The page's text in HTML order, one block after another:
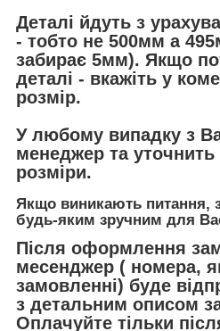
Деталі йдуть з
- тобто не 500мм а
забирає 5мм). Якщо
деталі - вкажіть у
розмір.
У любому випадку з
менеджер та уточнить
розміри.
Якщо виникають питання,
будь-яким зручним для
Після оформлення
месенджер ( номера,
замовленні) буде
з детальним описом
Оплачуйте тільки